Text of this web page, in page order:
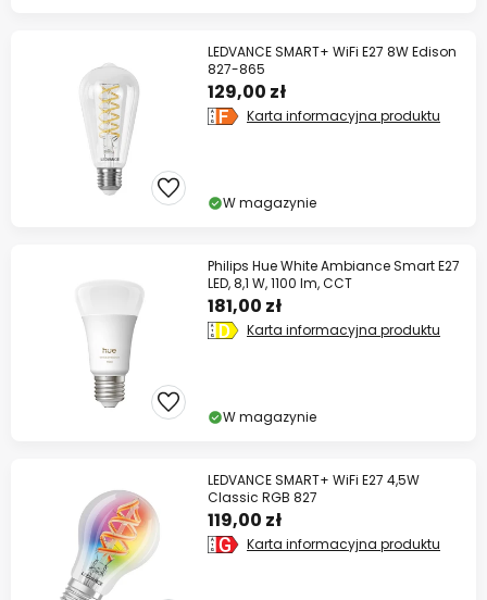
LEDVANCE SMART+ WiFi E27 8W Edison
827-865
129,00 zł
Karta informacyjna produktu
W magazynie
Philips Hue White Ambiance Smart E27
LED, 8,1 W, 1100 lm, CCT
181,00 zł
Karta informacyjna produktu
W magazynie
LEDVANCE SMART+ WiFi E27 4,5W
Classic RGB 827
119,00 zł
Karta informacyjna produktu